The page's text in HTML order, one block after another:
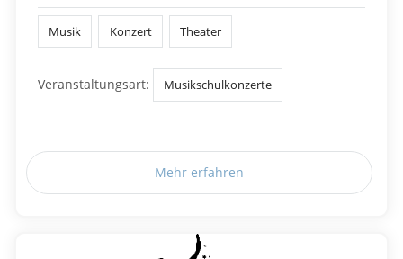
Musik Konzert Theater
Veranstaltungsart: Musikschulkonzerte
Mehr erfahren